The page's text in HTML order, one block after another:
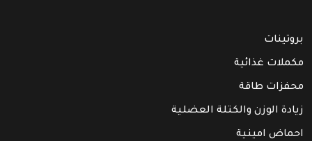
بروتينات
مكملات غذائية
محفزات طاقة
زيادة الوزن والكتلة العضلية
احماض امينية